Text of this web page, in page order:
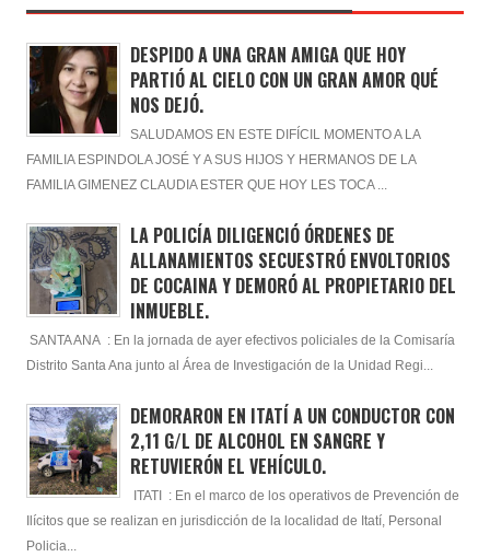
DESPIDO A UNA GRAN AMIGA QUE HOY
PARTIÓ AL CIELO CON UN GRAN AMOR QUÉ
NOS DEJÓ.
SALUDAMOS EN ESTE DIFÍCIL MOMENTO A LA
FAMILIA ESPINDOLA JOSÉ Y A SUS HIJOS Y HERMANOS DE LA
FAMILIA GIMENEZ CLAUDIA ESTER QUE HOY LES TOCA ...
LA POLICÍA DILIGENCIÓ ÓRDENES DE
ALLANAMIENTOS SECUESTRÓ ENVOLTORIOS
DE COCAINA Y DEMORÓ AL PROPIETARIO DEL
INMUEBLE.
SANTA ANA : En la jornada de ayer efectivos policiales de la Comisaría
Distrito Santa Ana junto al Área de Investigación de la Unidad Regi...
DEMORARON EN ITATÍ A UN CONDUCTOR CON
2,11 G/L DE ALCOHOL EN SANGRE Y
RETUVIERÓN EL VEHÍCULO.
ITATI : En el marco de los operativos de Prevención de
Ilícitos que se realizan en jurisdicción de la localidad de Itatí, Personal
Policia...